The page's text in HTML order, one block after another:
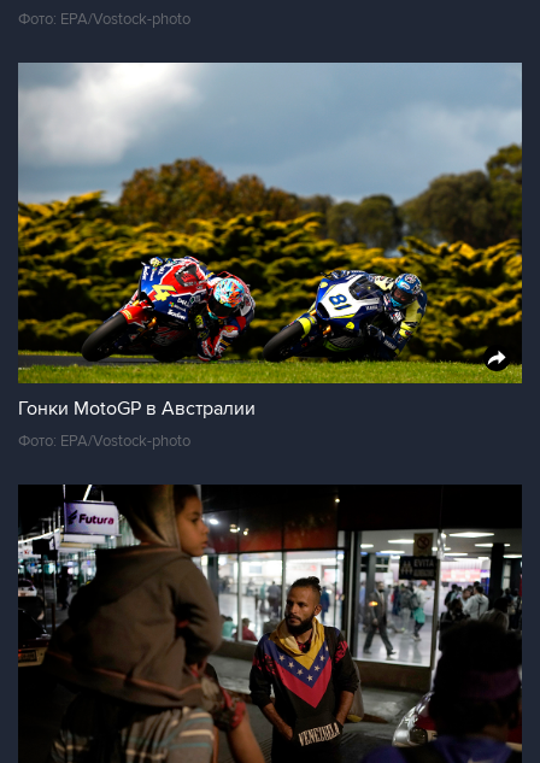
Фото: EPA/Vostock-photo
Гонки MotoGP в Австралии
Фото: EPA/Vostock-photo